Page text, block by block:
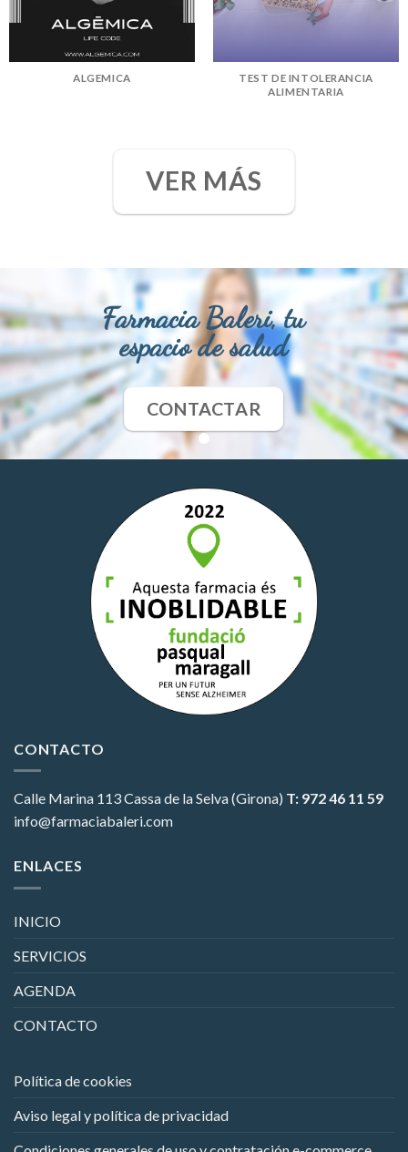
ALGEMICA
TEST DE INTOLERANCIA
ALIMENTARIA
VER MÁS
Farmacia Baleri, tu
espacio de salud
CONTACTAR
CONTACTO
Calle Marina 113Cassa de la Selva (Girona) T: 972 46 11 59
info@farmaciabaleri.com
ENLACES
INICIO
SERVICIOS
AGENDA
CONTACTO
Política de cookies
Aviso legal y política de privacidad